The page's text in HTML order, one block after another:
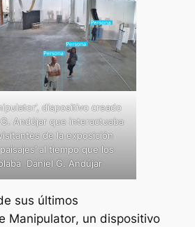
dispositivo creado
Andújar que interactuaba
de la exposición
al tiempo que los
Daniel G. Andújar
sus últimos
Manipulator, un dispositivo